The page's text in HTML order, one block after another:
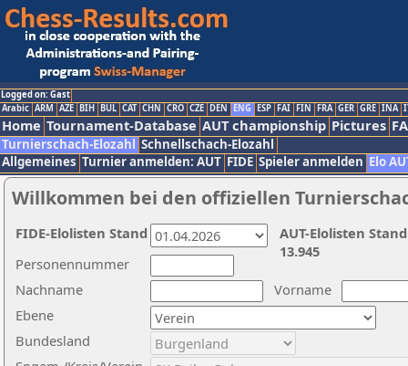
Logged on: Gast
Arabic ARM AZE BIH BUL CAT CHN CRO CZE DEN ENG ESP FAI FIN FRA GER GRE INA
Home Tournament-Database AUT championship Pictures
Turnierschach-Elozahl Schnellschach-Elozahl
Allgemeines Turnier anmelden: AUT FIDE Spieler anmelden Elo
Willkommen bei den offiziellen
Nachname
Vorname
Ebene
Personennummer
Bundesland
AUT-Elolisten
13.945
FIDE-Elolisten Stand